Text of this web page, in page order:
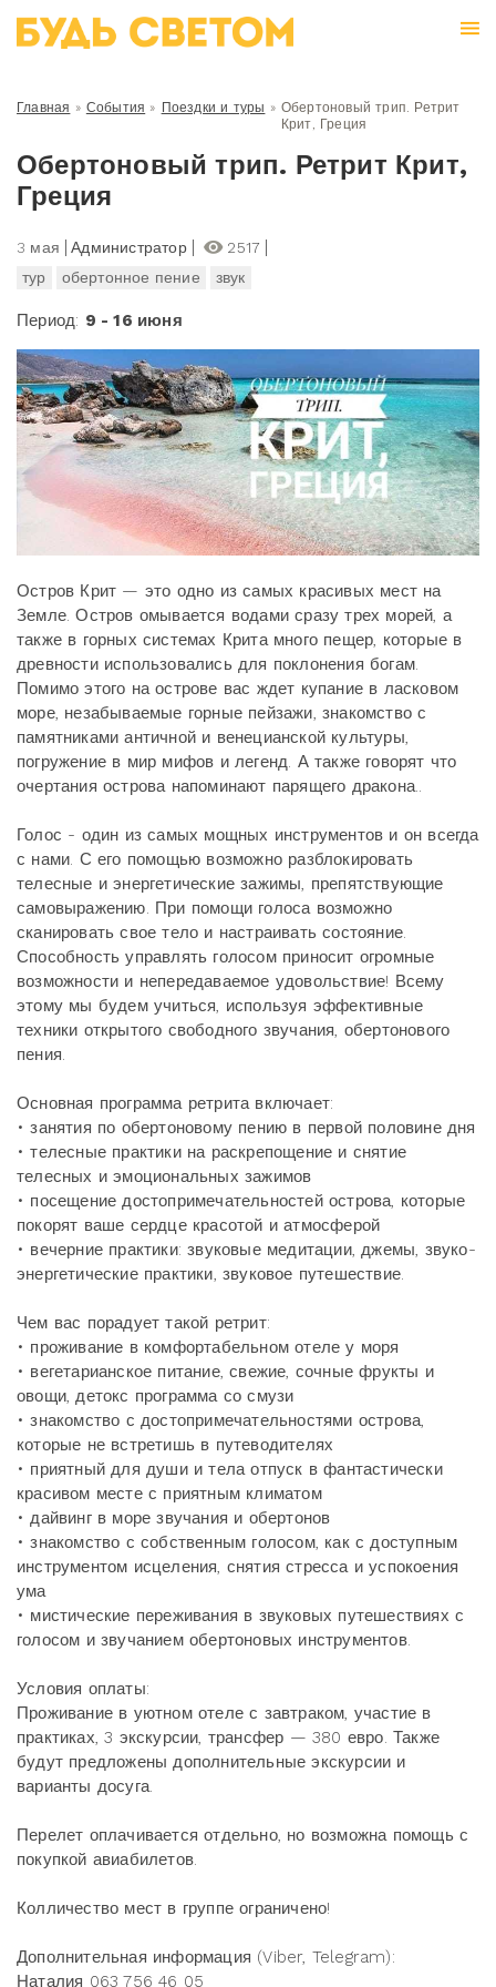
Главная » События » Поездки и туры » Обертоновый трип. Ретрит
Крит, Греция
Обертоновый трип. Ретрит Крит,
Греция
3 мая Администратор
2517
тур
обертонное пение звук
Период: 9 - 16 июня
Остров Крит — это одно из самых красивых мест на
Земле. Остров омывается водами сразу трех морей, а
также в горных системах Крита много пещер, которые в
древности использовались для поклонения богам.
Помимо этого на острове вас ждет купание в ласковом
море, незабываемые горные пейзажи, знакомство с
памятниками античной и венецианской культуры,
погружение в мир мифов и легенд. А также говорят что
очертания острова напоминают парящего дракона..
Голос - один из самых мощных инструментов и он всегда
с нами. С его помощью возможно разблокировать
телесные и энергетические зажимы, препятствующие
самовыражению. При помощи голоса возможно
сканировать свое тело и настраивать состояние.
Способность управлять голосом приносит огромные
возможности и непередаваемое удовольствие! Всему
этому мы будем учиться, используя эффективные
техники открытого свободного звучания, обертонового
пения.
Основная программа ретрита включает:
• занятия по обертоновому пению в первой половине дня
• телесные практики на раскрепощение и снятие
телесных и эмоциональных зажимов
• посещение достопримечательностей острова, которые
покорят ваше сердце красотой и атмосферой
• вечерние практики: звуковые медитации, джемы, звуко-
энергетические практики, звуковое путешествие.
Чем вас порадует такой ретрит:
• проживание в комфортабельном отеле у моря
• вегетарианское питание, свежие, сочные фрукты и
овощи, детокс программа со смузи
• знакомство с достопримечательностями острова,
которые не встретишь в путеводителях
• приятный для души и тела отпуск в фантастически
красивом месте с приятным климатом
• дайвинг в море звучания и обертонов
• знакомство с собственным голосом, как с доступным
инструментом исцеления, снятия стресса и успокоения
ума
• мистические переживания в звуковых путешествиях с
голосом и звучанием обертоновых инструментов.
Условия оплаты:
Проживание в уютном отеле с завтраком, участие в
практиках, 3 экскурсии, трансфер — 380 евро. Также
будут предложены дополнительные экскурсии и
варианты досуга.
Перелет оплачивается отдельно, но возможна помощь с
покупкой авиабилетов.
Колличество мест в группе ограничено!
Дополнительная информация (Viber, Telegram):
Наталия 063 756 46 05